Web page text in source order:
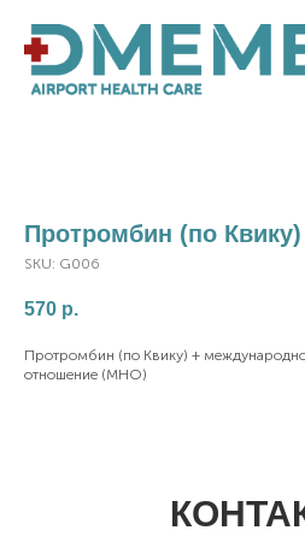
Протромбин (по
SKU: G006
570 р.
Протромбин (по Квику) +
отношение (МНО)